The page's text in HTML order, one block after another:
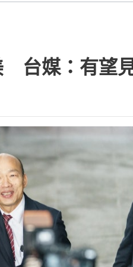
灣，緊接著台灣立法院長韓